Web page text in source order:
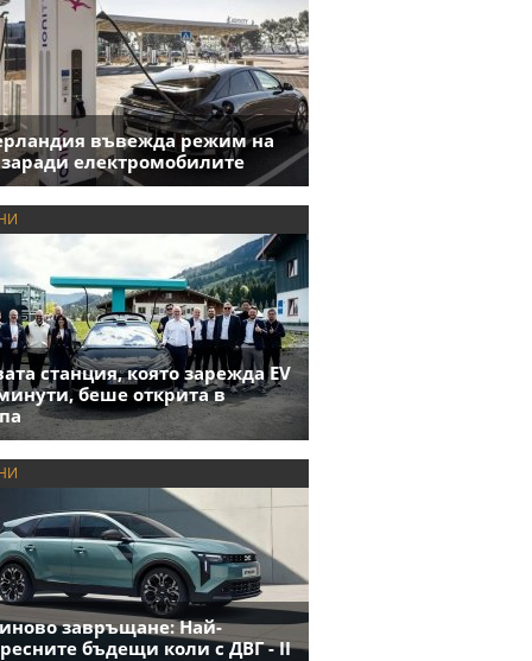
въвежда режим на
заради електромобилите
станция, която зарежда EV
беше открита в
завръщане: Най-
бъдещи коли с ДВГ - II